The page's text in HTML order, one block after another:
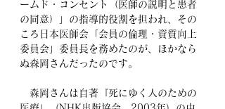
ームド・コンセント（医師の説明と患者
の同意）」の指導的役割を担われ、その
ころ日本医師会「会員の倫理・資質向上
委員会」委員長を務めたのが、ほかなら
ぬ森岡さんだったのです。
森岡さんは自著『死にゆく人のための